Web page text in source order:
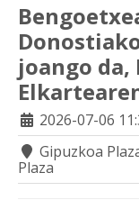
joango da,
2026-07-06
Gipuzkoa
Plaza